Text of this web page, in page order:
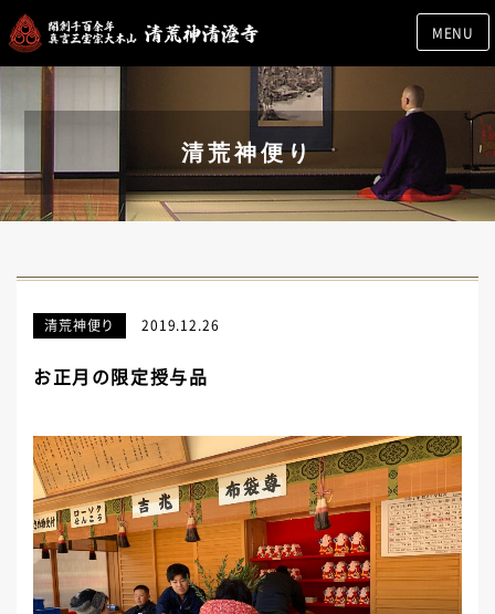
MENU
清荒神便り
清荒神便り 2019.12.26
お正月の限定授与品